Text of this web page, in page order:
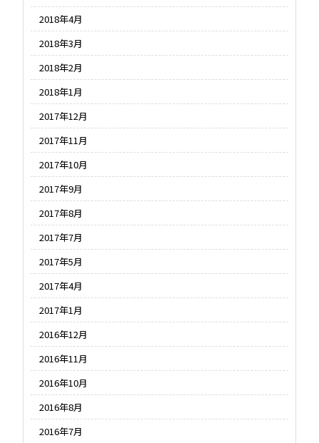
2018年4月
2018年3月
2018年2月
2018年1月
2017年12月
2017年11月
2017年10月
2017年9月
2017年8月
2017年7月
2017年5月
2017年4月
2017年1月
2016年12月
2016年11月
2016年10月
2016年8月
2016年7月